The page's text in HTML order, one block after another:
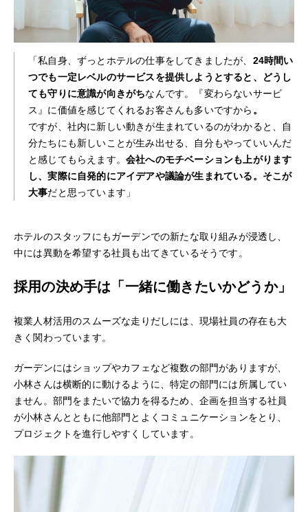
「私自身、ずっとホテルの仕事をしてきましたが、 24時間い
つでも一定レベルのサービスを提供しようとすると、どうし
ても守りに意識が向きがちなんです。『変わらないサービ
ス』に価値を感じてくれるお客さんも多いですから 。
ですが、社内に新しい動きが生まれているのがわかると、自
分たちにも新しいことが生み出せる、自分もやっていいんだ
と感じてもらえます。 会社へのモチベーションも上がります
し、実際に自発的にアイデアや議論が生まれている。そこが
大事だと思っています」
ホテルのスタッフにもガーデンでの新たな取り組みが浸透し、
中には異動を希望する社員も出てきているそうです。
採用の決め手は「一緒に働きたいかどうか」
複業人材活用のスムーズな走りだしには、現場社員の存在も大
きく関わっています。
ガーデンにはショップやカフェなど複数の部門がありますが、
小林さんは横断的に動けるように、特定の部門には所属してい
ません。部門をまたいで協力を得るため、企画を担当する社員
が小林さんとともに他部門とよくコミュニケーションをとり、
プロジェクトを進行しやすくしています。